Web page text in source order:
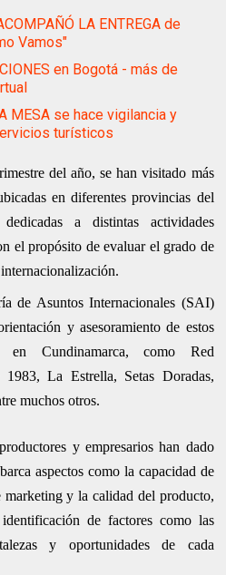
LA ENTREGA de
Vamos"
en Bogotá - más de
MESA se hace vigilancia y
turísticos
del año, se han visitado más
en diferentes provincias del
a distintas actividades
el propósito de evaluar el grado de
de Asuntos Internacionales (SAI)
y asesoramiento de estos
en Cundinamarca, como Red
La Estrella, Setas Doradas,
muchos otros.
y empresarios han dado
aspectos como la capacidad de
marketing y la calidad del producto,
de factores como las
y oportunidades de cada